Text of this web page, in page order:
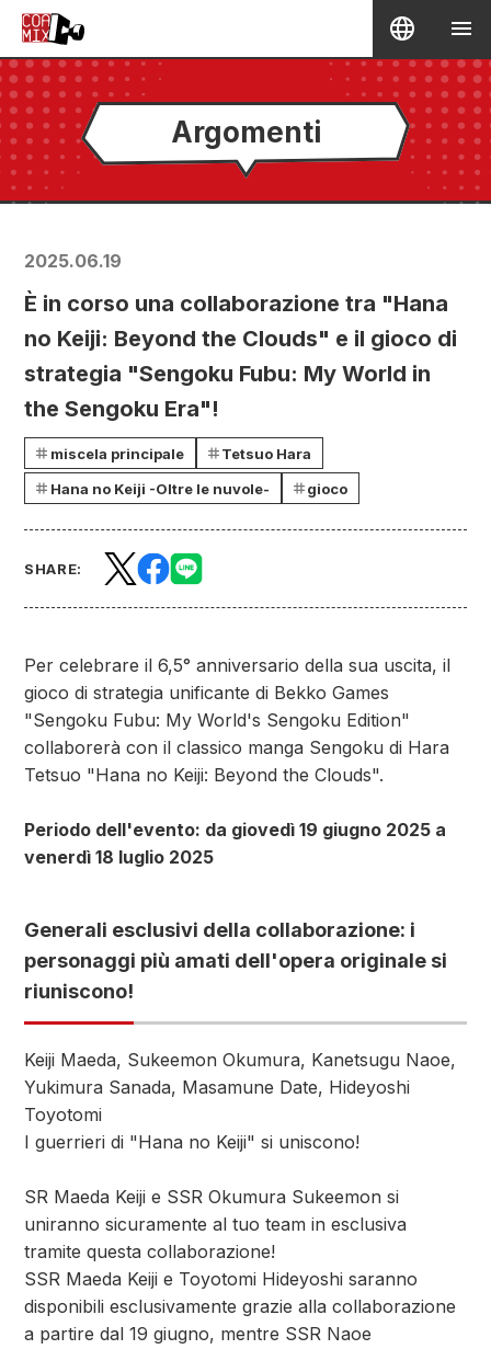
Argomenti
2025.06.19
È in corso una collaborazione tra "Hana
no Keiji: Beyond the Clouds" e il gioco di
strategia "Sengoku Fubu: My World in
the Sengoku Era"!
miscela principale
Tetsuo Hara
Hana no Keiji -Oltre le nuvole-
gioco
SHARE:
Per celebrare il 6,5° anniversario della sua uscita, il
gioco di strategia unificante di Bekko Games
"Sengoku Fubu: My World's Sengoku Edition"
collaborerà con il classico manga Sengoku di Hara
Tetsuo "Hana no Keiji: Beyond the Clouds".
Periodo dell'evento: da giovedì 19 giugno 2025 a
venerdì 18 luglio 2025
Generali esclusivi della collaborazione: i
personaggi più amati dell'opera originale si
riuniscono!
Keiji Maeda, Sukeemon Okumura, Kanetsugu Naoe,
Yukimura Sanada, Masamune Date, Hideyoshi
Toyotomi
I guerrieri di "Hana no Keiji" si uniscono!
SR Maeda Keiji e SSR Okumura Sukeemon si
uniranno sicuramente al tuo team in esclusiva
tramite questa collaborazione!
SSR Maeda Keiji e Toyotomi Hideyoshi saranno
disponibili esclusivamente grazie alla collaborazione
a partire dal 19 giugno, mentre SSR Naoe